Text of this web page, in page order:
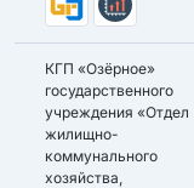
КГП «Озёрное»
государственного
учреждения «Отдел
жилищно-
коммунального
хозяйства,